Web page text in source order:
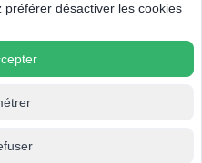
préférer désactiver les cookies
/ Accessoire caméra
Connexion.fr